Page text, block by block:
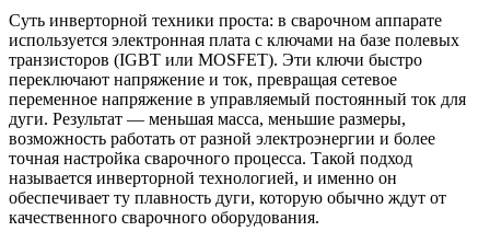
Суть инверторной техники проста: в сварочном аппарате
используется электронная плата с ключами на базе полевых
транзисторов (IGBT или MOSFET). Эти ключи быстро
переключают напряжение и ток, превращая сетевое
переменное напряжение в управляемый постоянный ток для
дуги. Результат — меньшая масса, меньшие размеры,
возможность работать от разной электроэнергии и более
точная настройка сварочного процесса. Такой подход
называется инверторной технологией, и именно он
обеспечивает ту плавность дуги, которую обычно ждут от
качественного сварочного оборудования.